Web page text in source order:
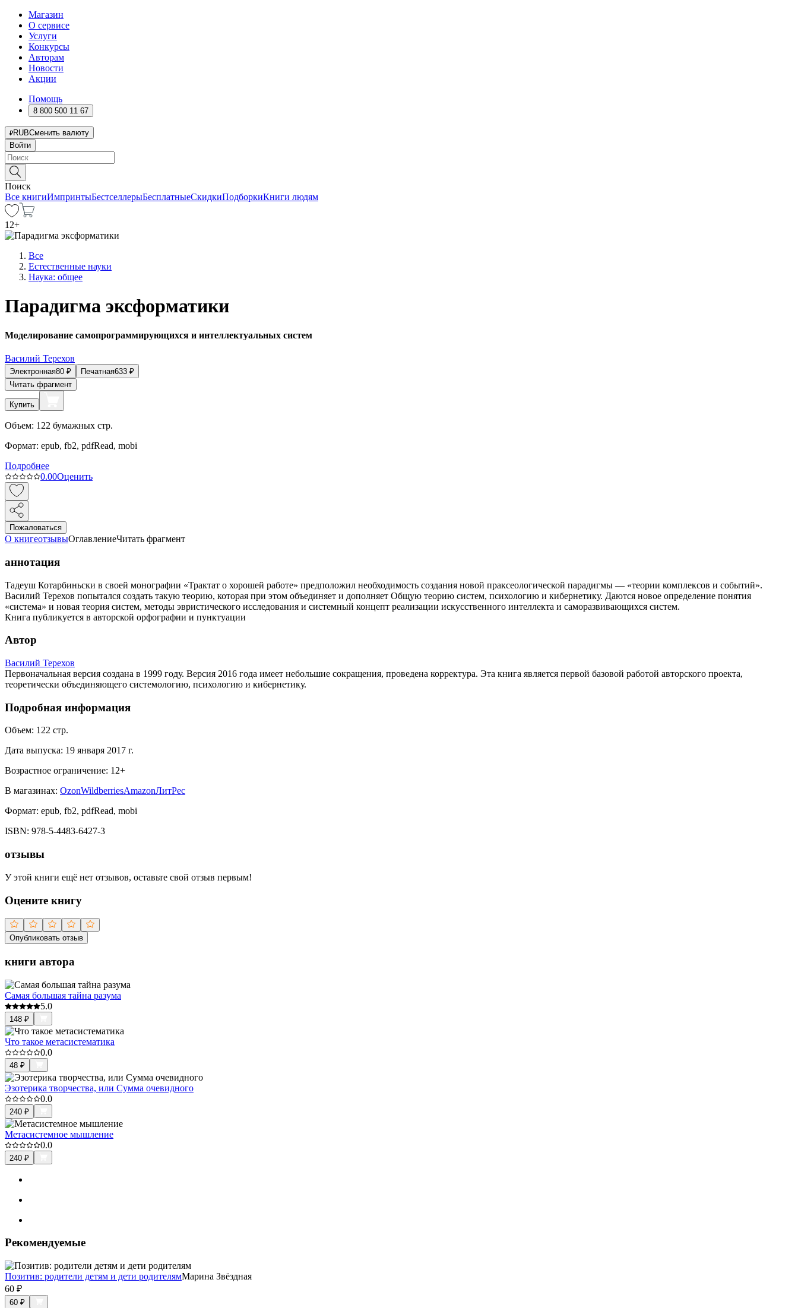
Магазин
О сервисе
Услуги
Конкурсы
Авторам
Новости
Акции
Помощь
8 800 500 11 67
RUBСменить валюту
Войти
Поиск
Все книгиИмпринтыБестселлерыБесплатныеСкидкиПодборкиКниги людям
12+
Все
Естественные науки
Наука: общее
Парадигма эксформатики
Моделирование самопрограммирующихся и интеллектуальных систем
Василий Терехов
Электронная80 ₽ Печатная633 ₽
Читать фрагмент
Купить
Объем: 122 бумажных стр.
Формат: epub, fb2, pdfRead, mobi
Подробнее
0.00Оценить
Пожаловаться
О книгеотзывыОглавлениеЧитать фрагмент
аннотация
Тадеуш Котарбиньски в своей монографии «Трактат о хорошей работе» предположил необходимость создания новой праксеологической парадигмы — «теории комплексов и событий».
Василий Терехов попытался создать такую теорию, которая при этом объединяет и дополняет Общую теорию систем, психологию и кибернетику. Даются новое определение понятия
«система» и новая теория систем, методы эвристического исследования и системный концепт реализации искусственного интеллекта и саморазвивающихся систем.
Книга публикуется в авторской орфографии и пунктуации
Автор
Василий Терехов
Первоначальная версия создана в 1999 году. Версия 2016 года имеет небольшие сокращения, проведена корректура. Эта книга является первой базовой работой авторского проекта,
теоретически объединяющего системологию, психологию и кибернетику.
Подробная информация
Объем: 122 стр.
Дата выпуска: 19 января 2017 г.
Возрастное ограничение: 12+
В магазинах: OzonWildberriesAmazonЛитРес
Формат: epub, fb2, pdfRead, mobi
ISBN: 978-5-4483-6427-3
отзывы
У этой книги ещё нет отзывов, оставьте свой отзыв первым!
Оцените книгу
Опубликовать отзыв
книги автора
Самая большая тайна разума
5.0
148 ₽
Что такое метасистематика
0.0
48 ₽
Эзотерика творчества, или Сумма очевидного
0.0
240 ₽
Метасистемное мышление
0.0
240 ₽
Рекомендуемые
Позитив: родители детям и дети родителямМарина Звёздная
60 ₽
60 ₽